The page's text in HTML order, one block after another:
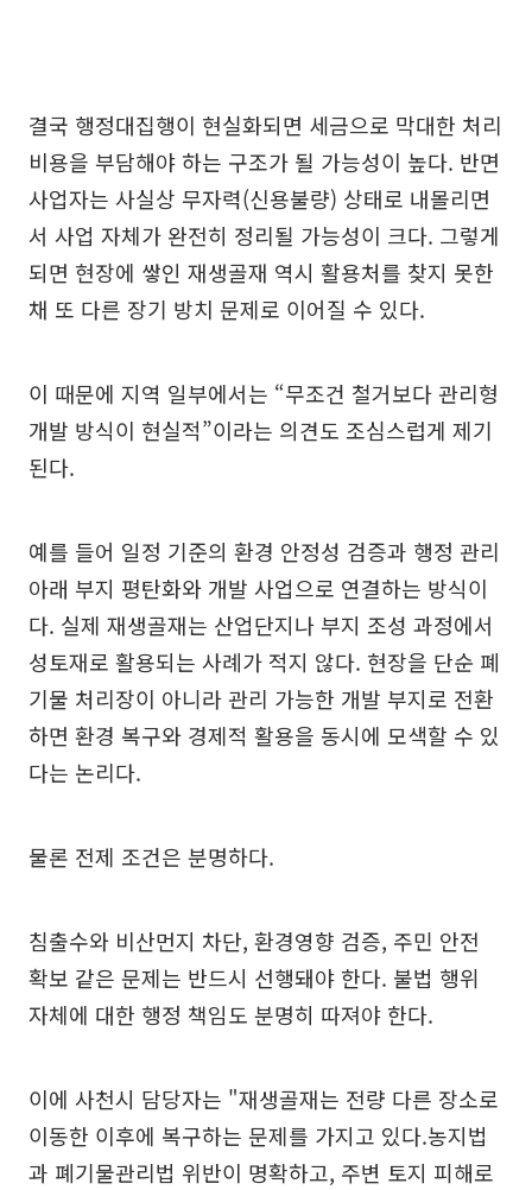
결국 행정대집행이 현실화되면 세금으로 막대한 처리
비용을 부담해야 하는 구조가 될 가능성이 높다. 반면
사업자는 사실상 무자력(신용불량) 상태로 내몰리면
서 사업 자체가 완전히 정리될 가능성이 크다. 그렇게
되면 현장에 쌓인 재생골재 역시 활용처를 찾지 못한
채 또 다른 장기 방치 문제로 이어질 수 있다.
이 때문에 지역 일부에서는 “무조건 철거보다 관리형
개발 방식이 현실적”이라는 의견도 조심스럽게 제기
된다.
예를 들어 일정 기준의 환경 안정성 검증과 행정 관리
아래 부지 평탄화와 개발 사업으로 연결하는 방식이
다. 실제 재생골재는 산업단지나 부지 조성 과정에서
성토재로 활용되는 사례가 적지 않다. 현장을 단순 폐
기물 처리장이 아니라 관리 가능한 개발 부지로 전환
하면 환경 복구와 경제적 활용을 동시에 모색할 수 있
다는 논리다.
물론 전제 조건은 분명하다.
침출수와 비산먼지 차단, 환경영향 검증, 주민 안전
확보 같은 문제는 반드시 선행돼야 한다. 불법 행위
자체에 대한 행정 책임도 분명히 따져야 한다.
이에 사천시 담당자는 "재생골재는 전량 다른 장소로
이동한 이후에 복구하는 문제를 가지고 있다.농지법
과 폐기물관리법 위반이 명확하고, 주변 토지 피해로